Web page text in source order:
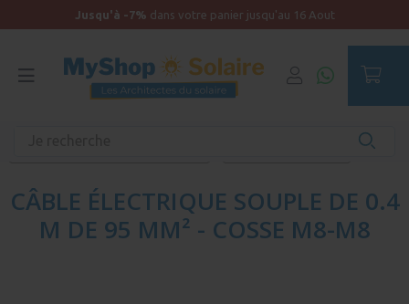
Jusqu'à -7% dans votre panier jusqu'au 16 Aout
CÂBLE ÉLECTRIQUE SOUPLE DE 0.4
M DE 95 MM² - COSSE M8-M8